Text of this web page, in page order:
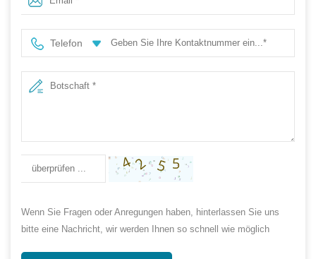
Badekurort-nicht gesponnene Kissen-Abdeckungs-
Großverkauf
Telefon
Wenn Sie Fragen oder Anregungen haben, hinterlassen Sie uns
bitte eine Nachricht, wir werden Ihnen so schnell wie möglich